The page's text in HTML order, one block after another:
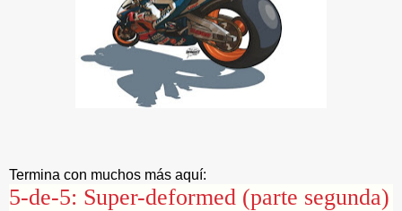
Termina con muchos más aquí:
5-de-5: Super-deformed (parte segunda)